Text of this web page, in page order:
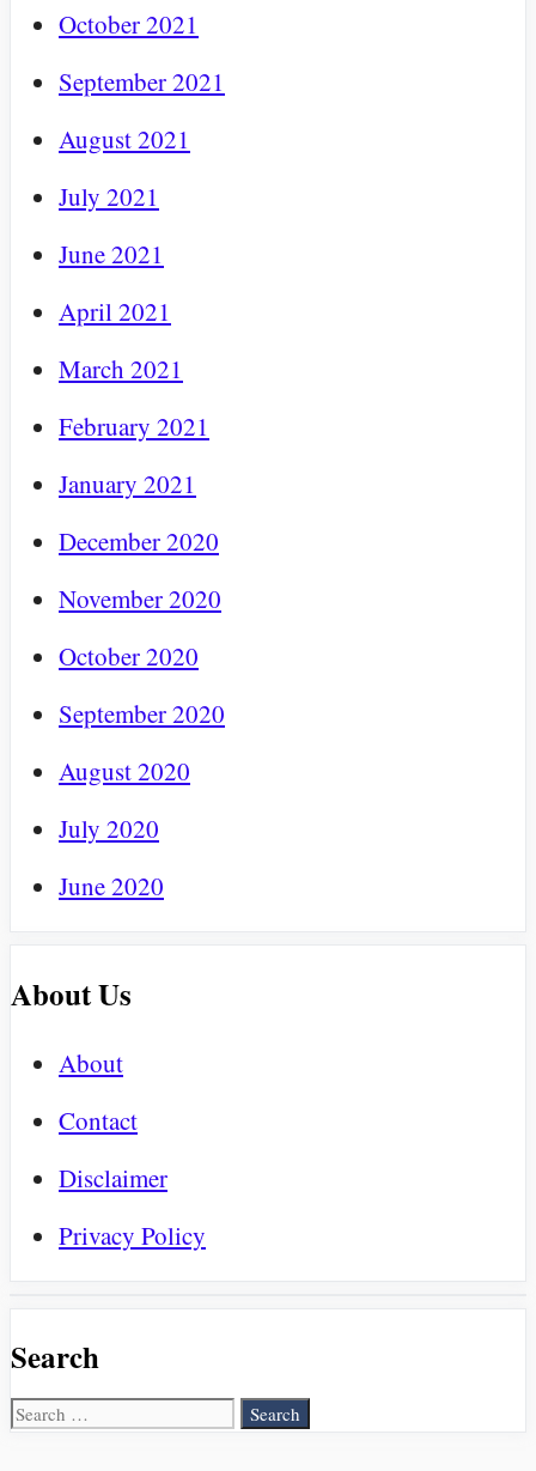
October 2021
September 2021
August 2021
July 2021
June 2021
April 2021
March 2021
February 2021
January 2021
December 2020
November 2020
October 2020
September 2020
August 2020
July 2020
June 2020
About Us
About
Contact
Disclaimer
Privacy Policy
Search
Search